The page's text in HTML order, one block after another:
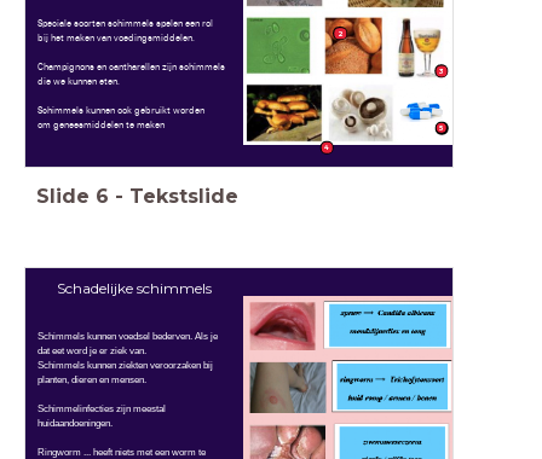
Speciale soorten schimmels spelen een rol
bij het maken van voedingsmiddelen.
Champignons en cantharellen zijn schimmels
die we kunnen eten.
Schimmels kunnen ook gebruikt worden
om geneesmiddelen te maken
2
3
4
5
Slide 6 - Tekstslide
Schadelijke schimmels
Schimmels kunnen voedsel bederven. Als je
dat eet word je er ziek van.
Schimmels kunnen ziekten veroorzaken bij
planten, dieren en mensen.
Schimmelinfecties zijn meestal
huidaandoeningen.
Ringworm ... heeft niets met een worm te